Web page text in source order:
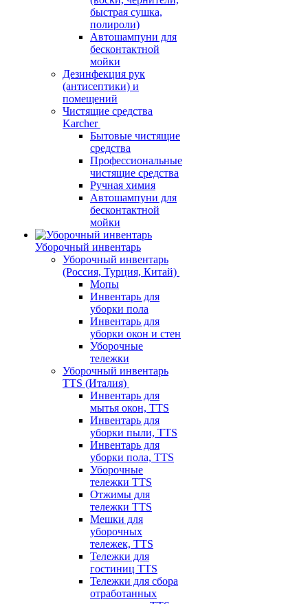
быстрая сушка,
полироли)
Автошампуни для
бесконтактной
мойки
Дезинфекция рук
(антисептики) и
помещений
Чистящие средства
Karcher
Бытовые чистящие
средства
Профессиональные
чистящие средства
Ручная химия
Автошампуни для
бесконтактной
мойки
Уборочный инвентарь
Уборочный инвентарь
(Россия, Турция, Китай)
Мопы
Инвентарь для
уборки пола
Инвентарь для
уборки окон и стен
Уборочные
тележки
Уборочный инвентарь
TTS (Италия)
Инвентарь для
мытья окон, TTS
Инвентарь для
уборки пыли, TTS
Инвентарь для
уборки пола, TTS
Уборочные
тележки TTS
Отжимы для
тележки TTS
Мешки для
уборочных
тележек, TTS
Тележки для
гостиниц TTS
Тележки для сбора
отработанных